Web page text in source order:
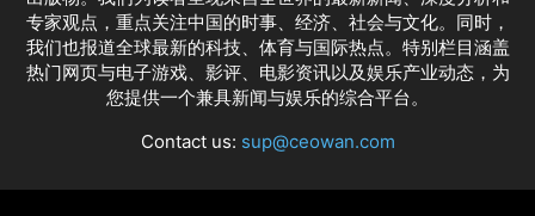
专家观点，重点关注中国的时事、经济、社会与文化。同时，
我们也报道全球最新的科技、体育与国际热点。特别栏目涵盖
热门网页与电子游戏、影评、电影资讯以及娱乐产业动态，为
您提供一个兼具新闻与娱乐的综合平台。
Contact us: sup@ceowan.com